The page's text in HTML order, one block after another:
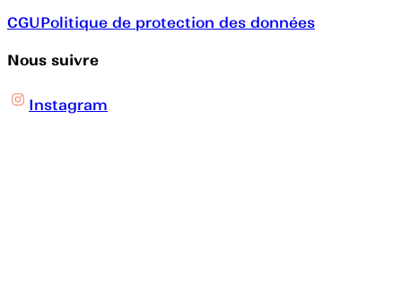
CGUPolitique de protection des données
Nous suivre
Instagram